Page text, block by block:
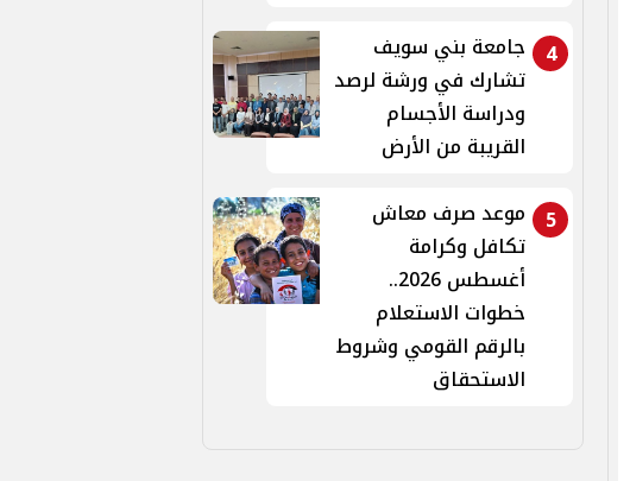
4
جامعة بني سويف
تشارك في ورشة لرصد
ودراسة الأجسام
القريبة من الأرض
5
موعد صرف معاش
تكافل وكرامة
أغسطس 2026..
خطوات الاستعلام
بالرقم القومي وشروط
الاستحقاق